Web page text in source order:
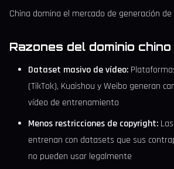
China domina el mercado de generación de
Razones del dominio chino
Dataset masivo de vídeo:
(TikTok), Kuaishou y Weibo generan
vídeo de entrenamiento
Menos restricciones de copyright:
entrenan con datasets que sus
no pueden usar legalmente